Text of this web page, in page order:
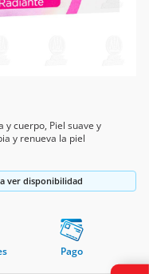
y cuerpo, Piel suave y
y renueva la piel
ver disponibilidad
Pago